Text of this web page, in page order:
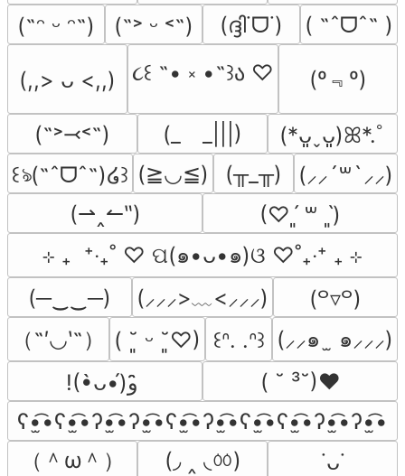
(˶ᵔ ᵕ ᵔ˶)
(˶˃ ᵕ ˂˶) (ദ്ദി˙ᗜ˙) ( ˶ˆᗜˆ˵ )
(,,> ᴗ <,,) ૮꒰ ˶• ༝ •˶꒱ა ♡ (º﹃º)
(˶˃⤙˂˶) (_　_|||)
(*ᴗ͈ˬᴗ͈)ꕤ*.ﾟ
꒰ঌ(˶ˆᗜˆ˵)໒꒱ (≧◡≦) (╥_╥)
(⸝⸝´꒳`⸝⸝)
(⇀‸↼‶)
(♡ˊ͈ ꒳ ˋ͈)
⊹ ₊  ⁺‧₊˚ ♡ ପ(๑•ᴗ•๑)ଓ ♡˚₊‧⁺ ₊ ⊹
(─‿‿─)
(⸝⸝⸝>﹏<⸝⸝⸝)
(꒪▿꒪)
（˶′◡‵˶）
( ˘͈ ᵕ ˘͈♡) ꒰ᐢ. .ᐢ꒱ (⸝⸝๑  ̫ ๑⸝⸝⸝)
( ˘ ³˘)♥
ʕ•̫͡•ʕ•̫͡•ʔ•̫͡•ʔ•̫͡•ʕ•̫͡•ʔ•̫͡•ʕ•̫͡•ʕ•̫͡•ʔ•̫͡•ʔ•̫͡•
（＾ω＾）
(◞ ‸ ◟ㆀ)
˙ᴗ˙